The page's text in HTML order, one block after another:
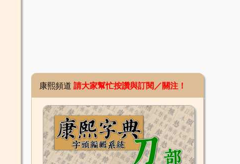
康熙頻道 請大家幫忙按讚與訂閱／關注！